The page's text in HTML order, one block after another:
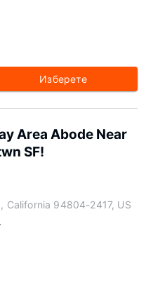
Изберете
Area Abode Near
SF!
California 94804-2417, US